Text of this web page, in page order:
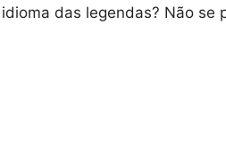
das legendas? Não se